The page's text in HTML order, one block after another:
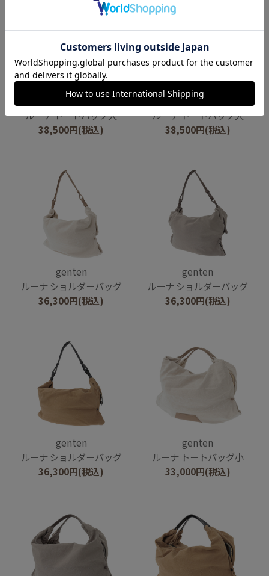
genten
ルーナ トートバッグ大
38,500円(税込)
genten
ルーナ トートバッグ大
38,500円(税込)
genten
ルーナ ショルダーバッグ
36,300円(税込)
genten
ルーナ ショルダーバッグ
36,300円(税込)
genten
ルーナ ショルダーバッグ
36,300円(税込)
genten
ルーナ トートバッグ小
33,000円(税込)